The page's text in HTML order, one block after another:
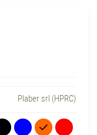
Plaber srl (HPRC)